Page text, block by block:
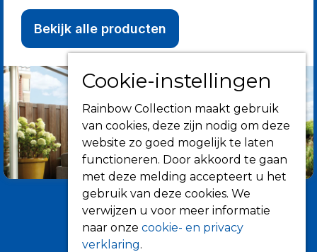
Bekijk alle producten
Cookie-instellingen
Rainbow Collection maakt gebruik
van cookies, deze zijn nodig om deze
website zo goed mogelijk te laten
functioneren. Door akkoord te gaan
met deze melding accepteert u het
gebruik van deze cookies. We
verwijzen u voor meer informatie
naar onze cookie- en privacy
verklaring.